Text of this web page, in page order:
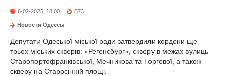
6-02-2025, 18:00 873
Новости Одессы
Депутати Одеської міської ради затвердили кордони ще
трьох міських скверів: «Регенсбург», скверу в межах вулиць
Старопортофранківської, Мечникова та Торгової, а також
скверу на Старосінній площі.